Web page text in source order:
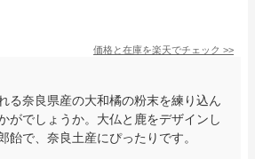
価格と在庫を楽天でチェック >>
る奈良県産の大和橘の粉末を練り込ん
がでしょうか。大仏と鹿をデザインし
飴で、奈良土産にぴったりです。